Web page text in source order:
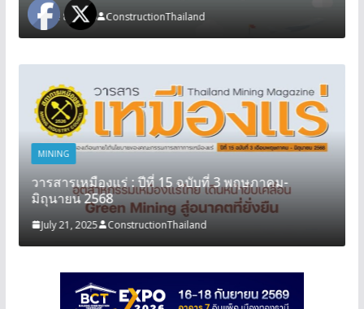
June 8, 2026 ConstructionThailand
MINING
วารสารเหมืองแร่ : ปีที่ 15 ฉบับที่ 3 พฤษภาคม-
มิถุนายน 2568
July 21, 2025 ConstructionThailand